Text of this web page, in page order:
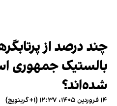
چند درصد از
بالستیک جمهوری
شده‌اند؟
۱۴ فروردین ۱۴۰۵، ۱۲:۳۷ (‎+۱ گرینویچ)